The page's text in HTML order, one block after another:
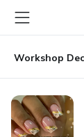
para
conteúdo
principal
para
pagamento
para
rodapé